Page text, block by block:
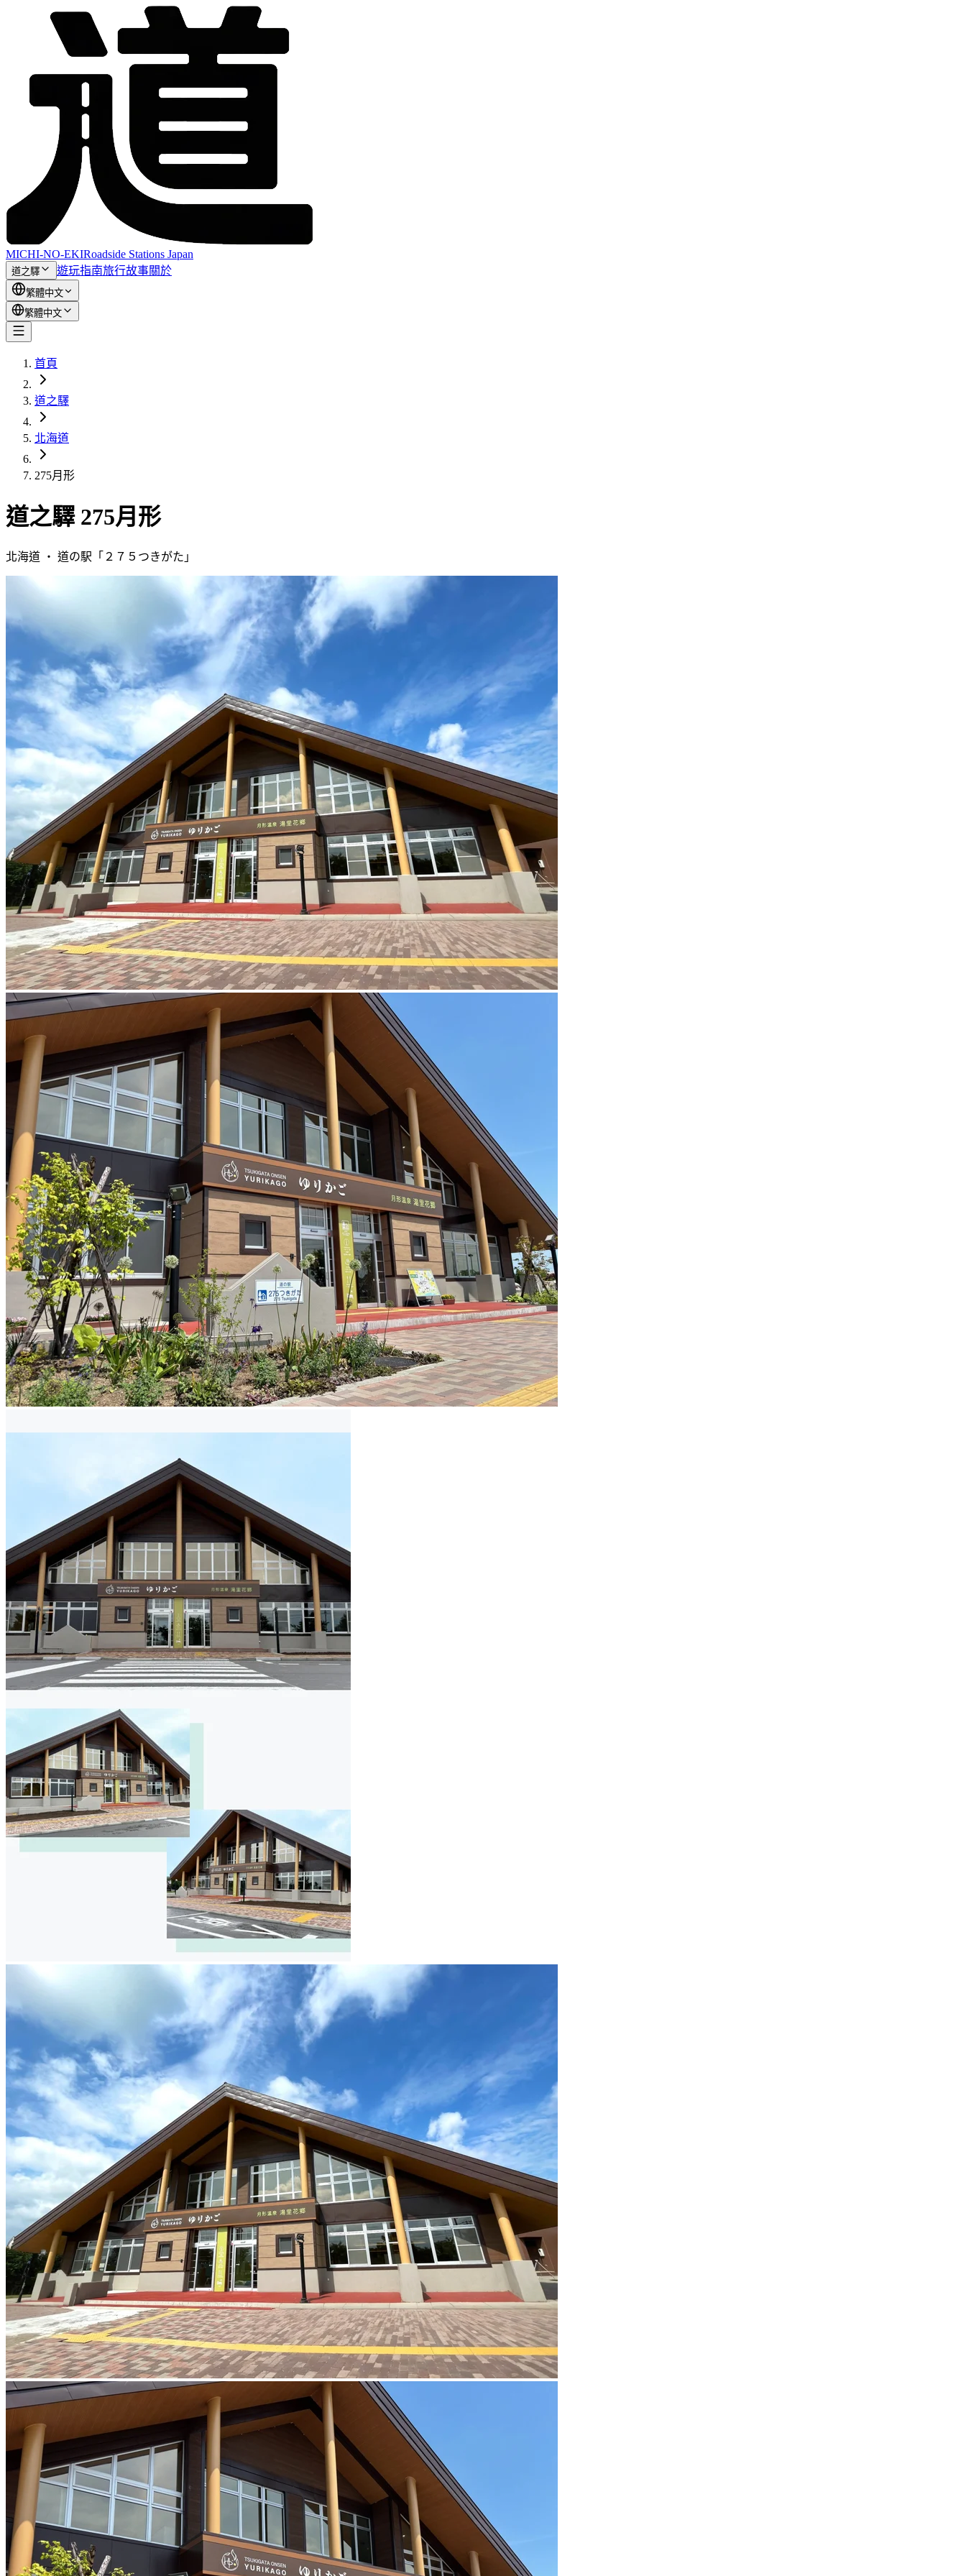
MICHI-NO-EKIRoadside Stations Japan
道之驛 遊玩指南旅行故事關於
繁體中文
繁體中文
首頁
道之驛
北海道
275月形
道之驛 275月形
北海道 ・ 道の駅「 ２７５つきがた 」